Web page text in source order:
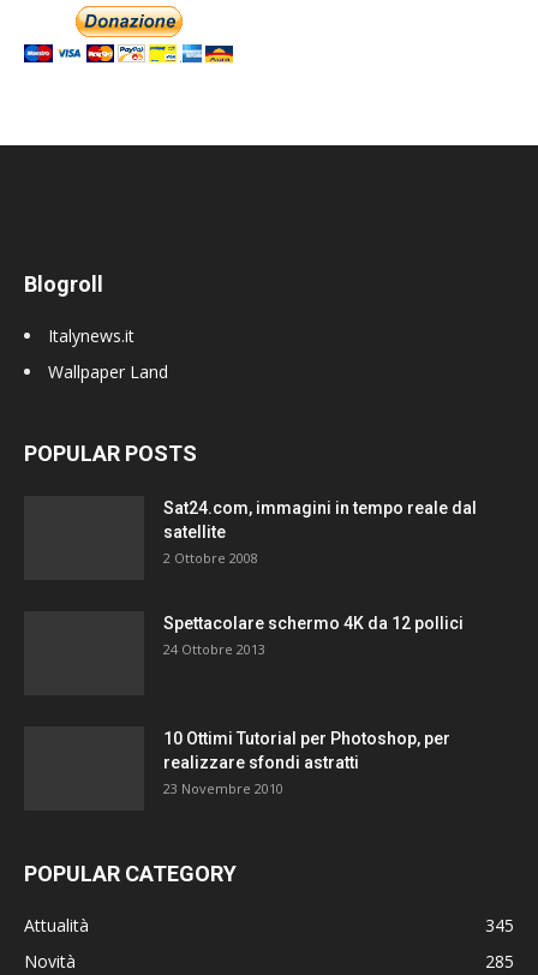
Blogroll
Italynews.it
Wallpaper Land
POPULAR POSTS
Sat24.com, immagini in tempo reale dal
satellite
2 Ottobre 2008
Spettacolare schermo 4K da 12 pollici
24 Ottobre 2013
10 Ottimi Tutorial per Photoshop, per
realizzare sfondi astratti
23 Novembre 2010
POPULAR CATEGORY
Attualità
345
Novità
285